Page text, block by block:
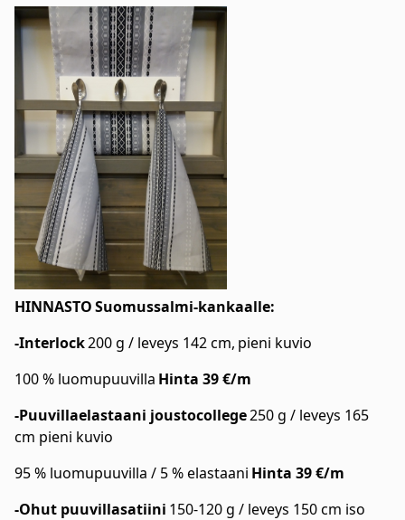
HINNASTOSuomussalmi-kankaalle:
-Interlock200 g / leveys 142 cm, pieni kuvio
100 % luomupuuvilla Hinta 39 €/m
-Puuvillaelastaani joustocollege250 g / leveys 165
cm pieni kuvio
95 % luomupuuvilla / 5 % elastaani Hinta 39 €/m
-Ohut puuvillasatiini 150-120 g / leveys 150 cm iso